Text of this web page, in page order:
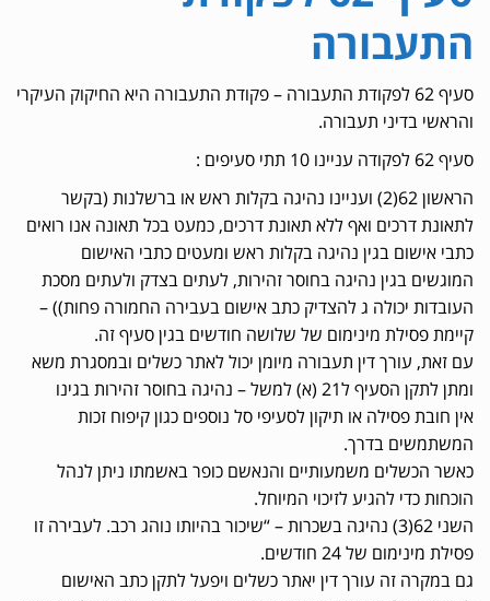
התעבורה
סעיף 62 לפקודת התעבורה – פקודת התעבורה היא החיקוק העיקרי
והראשי בדיני תעבורה.
סעיף 62 לפקודה עניינו 10 תתי סעיפים :
הראשון 62(2) ועניינו נהיגה בקלות ראש או ברשלנות (בקשר
לתאונת דרכים ואף ללא תאונת דרכים, כמעט בכל תאונה אנו רואים
כתבי אישום בגין נהיגה בקלות ראש ומעטים כתבי האישום
המוגשים בגין נהיגה בחוסר זהירות, לעתים בצדק ולעתים מסכת
העובדות יכולה ג להצדיק כתב אישום בעבירה החמורה פחות)) –
קיימת פסילת מינימום של שלושה חודשים בגין סעיף זה.
עם זאת, עורך דין תעבורה מיומן יכול לאתר כשלים ובמסגרת משא
ומתן לתקן הסעיף ל21 (א) למשל – נהיגה בחוסר זהירות בגינו
אין חובת פסילה או תיקון לסעיפי סל נוספים כגון קיפוח זכות
המשתמשים בדרך.
כאשר הכשלים משמעותיים והנאשם כופר באשמתו ניתן לנהל
הוכחות כדי להגיע לזיכוי המיוחל.
השני 62(3) נהיגה בשכרות – “שיכור בהיותו נוהג רכב. לעבירה זו
פסילת מינימום של 24 חודשים.
גם במקרה זה עורך דין יאתר כשלים ויפעל לתקן כתב האישום